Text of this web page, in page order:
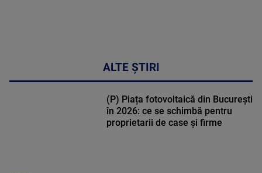
ALTE ȘTIRI
(P) Piața fotovoltaică din București
în 2026: ce se schimbă pentru
proprietarii de case și firme